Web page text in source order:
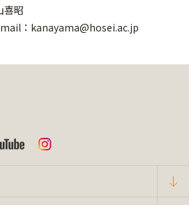
昭
：kanayama@hosei.ac.jp